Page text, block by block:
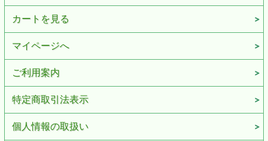
カートを見る
マイページへ
ご利用案内
特定商取引法表示
個人情報の取扱い